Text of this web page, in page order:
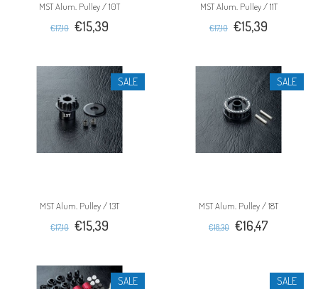
MST Alum. Pulley / 10T
€17,10 €15,39
MST Alum. Pulley / 11T
€17,10 €15,39
SALE
MST Alum. Pulley / 13T
€17,10 €15,39
SALE
MST Alum. Pulley / 18T
€18,30 €16,47
SALE SALE